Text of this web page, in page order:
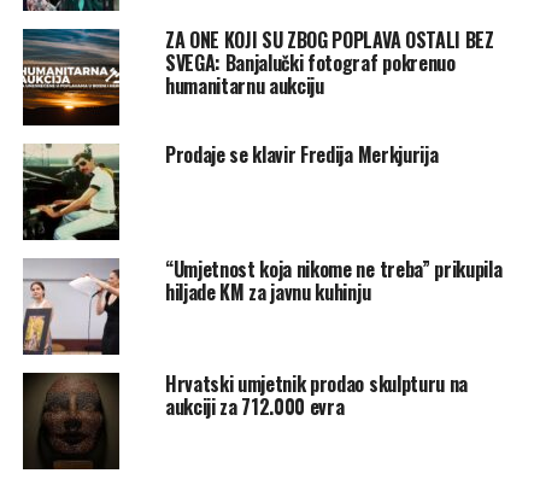
ZA ONE KOJI SU ZBOG POPLAVA OSTALI BEZ
SVEGA: Banjalučki fotograf pokrenuo
humanitarnu aukciju
Prodaje se klavir Fredija Merkjurija
“Umjetnost koja nikome ne treba” prikupila
hiljade KM za javnu kuhinju
Hrvatski umjetnik prodao skulpturu na
aukciji za 712.000 evra